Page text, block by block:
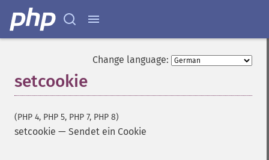
Change language:
setcookie
(PHP 4, PHP 5, PHP 7, PHP 8)
setcookie — Sendet ein Cookie